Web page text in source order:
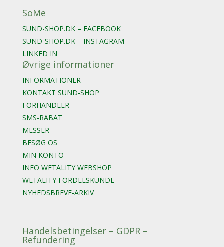
SoMe
SUND-SHOP.DK – FACEBOOK
SUND-SHOP.DK – INSTAGRAM
LINKED IN
Øvrige informationer
INFORMATIONER
KONTAKT SUND-SHOP
FORHANDLER
SMS-RABAT
MESSER
BESØG OS
MIN KONTO
INFO WETALITY WEBSHOP
WETALITY FORDELSKUNDE
NYHEDSBREVE-ARKIV
Handelsbetingelser – GDPR –
Refundering